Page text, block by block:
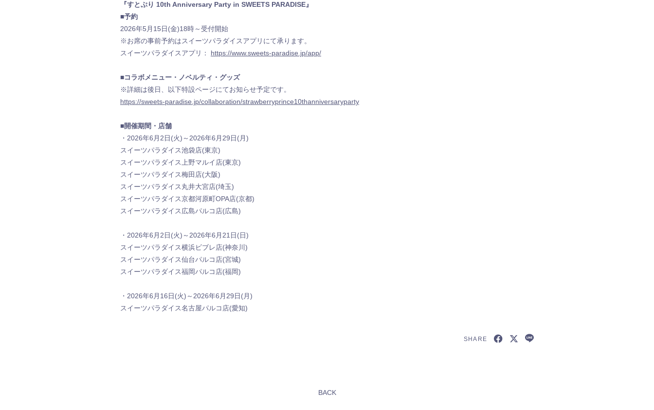
『すとぷり 10th Anniversary Party in SWEETS PARADISE』
■予約
2026年5月15日(金)18時～受付開始
※お席の事前予約はスイーツパラダイスアプリにて承ります。
スイーツパラダイスアプリ： https://www.sweets-paradise.jp/app/
■コラボメニュー・ノベルティ・グッズ
※詳細は後日、以下特設ページにてお知らせ予定です。
https://sweets-paradise.jp/collaboration/strawberryprince10thanniversaryparty
■開催期間・店舗
・2026年6月2日(火)～2026年6月29日(月)
スイーツパラダイス池袋店(東京)
スイーツパラダイス上野マルイ店(東京)
スイーツパラダイス梅田店(大阪)
スイーツパラダイス丸井大宮店(埼玉)
スイーツパラダイス京都河原町OPA店(京都)
スイーツパラダイス広島パルコ店(広島)
・2026年6月2日(火)～2026年6月21日(日)
スイーツパラダイス横浜ビブレ店(神奈川)
スイーツパラダイス仙台パルコ店(宮城)
スイーツパラダイス福岡パルコ店(福岡)
・2026年6月16日(火)～2026年6月29日(月)
スイーツパラダイス名古屋パルコ店(愛知)
SHARE
BACK